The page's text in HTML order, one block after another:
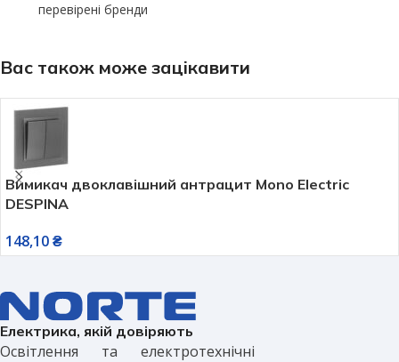
перевірені бренди
Вас також може зацікавити
Вимикач двоклавішний антрацит Mono Electric
DESPINA
148,10₴
Електрика, якій довіряють
Освітлення та електротехнічні